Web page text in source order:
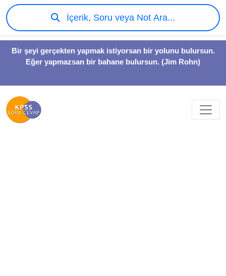
Bir şeyi gerçekten yapmak istiyorsan bir yolunu bulursun.
Eğer yapmazsan bir bahane bulursun. (Jim Rohn)
İçerik, Soru veya Not Ara...